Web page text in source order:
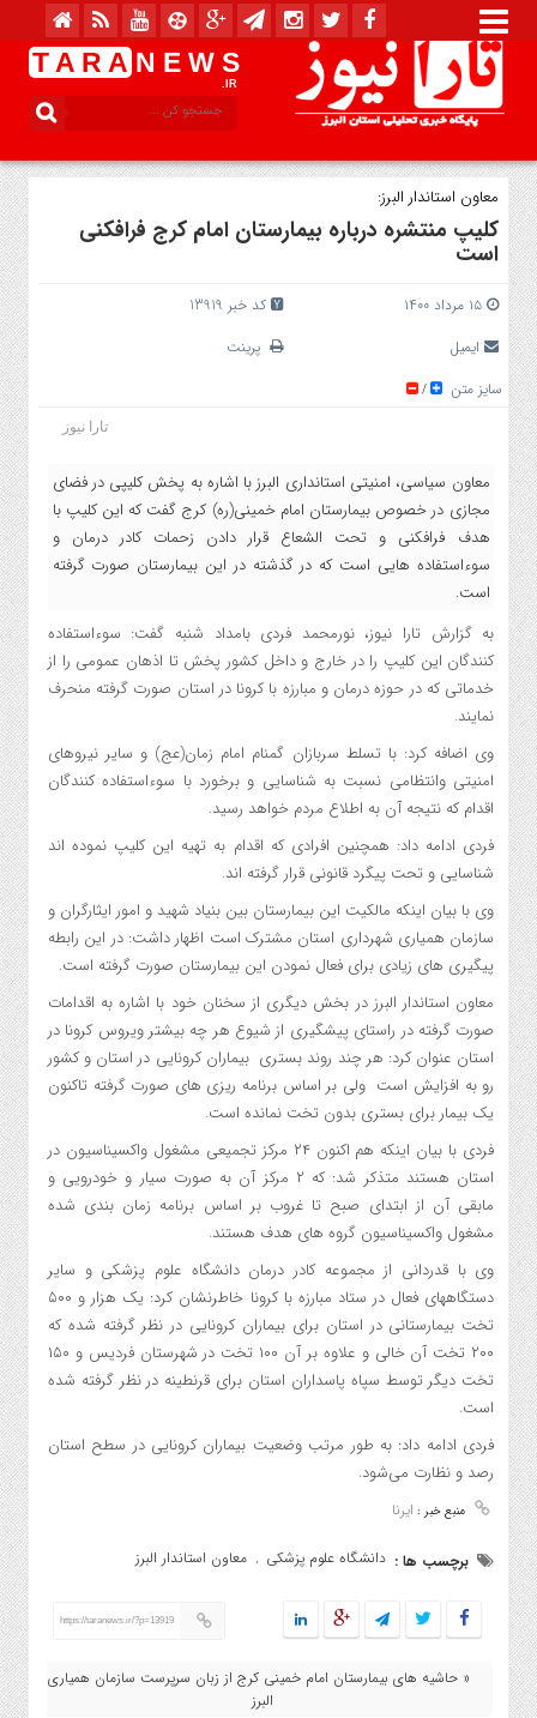
T A R A N E W S
.IR
معاون استاندار البرز:
کلیپ منتشره درباره بیمارستان امام کرج فرافکنی
است
۱۵ مرداد ۱۴۰۰
کد خبر 13919
ایمیل
پرینت
سایز متن
/
تارا نیوز
معاون سیاسی، امنیتی استانداری البرز با اشاره به پخش کلیپی در فضای
مجازی در خصوص بیمارستان امام خمینی(ره) کرج گفت که این کلیپ با
هدف فرافکنی و تحت الشعاع قرار دادن زحمات کادر درمان و
سوءاستفاده هایی است که در گذشته در این بیمارستان صورت گرفته
است.
به گزارش تارا نیوز، نورمحمد فردی بامداد شنبه گفت: سوءاستفاده
کنندگان این کلیپ را در خارج و داخل کشور پخش تا اذهان عمومی را از
خدماتی که در حوزه درمان و مبارزه با کرونا در استان صورت گرفته منحرف
نمایند.
وی اضافه کرد: با تسلط سربازان گمنام امام زمان(عج) و سایر نیروهای
امنیتی وانتظامی نسبت به شناسایی و برخورد با سوءاستفاده کنندگان
اقدام که نتیجه آن به اطلاع مردم خواهد رسید.
فردی ادامه داد: همچنین افرادی که اقدام به تهیه این کلیپ نموده اند
شناسایی و تحت پیگرد قانونی قرار گرفته اند.
وی با بیان اینکه مالکیت این بیمارستان بین بنیاد شهید و امور ایثارگران و
سازمان همیاری شهرداری استان مشترک است اظهار داشت: در این رابطه
پیگیری های زیادی برای فعال نمودن این بیمارستان صورت گرفته است.
معاون استاندار البرز در بخش دیگری از سخنان خود با اشاره به اقدامات
صورت گرفته در راستای پیشگیری از شیوع هر چه بیشتر ویروس کرونا در
استان عنوان کرد: هر چند روند بستری بیماران کرونایی در استان و کشور
رو به افزایش است ولی بر اساس برنامه ریزی های صورت گرفته تاکنون
یک بیمار برای بستری بدون تخت نمانده است.
فردی با بیان اینکه هم اکنون ۲۴ مرکز تجمیعی مشغول واکسیناسیون در
استان هستند متذکر شد: که ۲ مرکز آن به صورت سیار و خودرویی و
مابقی آن از ابتدای صبح تا غروب بر اساس برنامه زمان بندی شده
مشغول واکسیناسیون گروه های هدف هستند.
وی با قدردانی از مجموعه کادر درمان دانشگاه علوم پزشکی و سایر
دستگاههای فعال در ستاد مبارزه با کرونا خاطرنشان کرد: یک هزار و ۵۰۰
تخت بیمارستانی در استان برای بیماران کرونایی در نظر گرفته شده که
۲۰۰ تخت آن خالی و علاوه بر آن ۱۰۰‌ تخت در شهرستان فردیس و ۱۵۰
تخت دیگر توسط سپاه پاسداران استان برای قرنطینه در نظر گرفته شده
است.
فردی ادامه داد: به طور مرتب وضعیت بیماران کرونایی در سطح استان
رصد و نظارت می‌شود.
منبع خبر : ایرنا
برچسب ها : دانشگاه علوم پزشکی , معاون استاندار البرز
https://taranews.ir/?p=13919
« حاشیه های بیمارستان امام خمینی کرج از زبان سرپرست سازمان همیاری
البرز